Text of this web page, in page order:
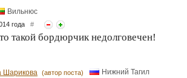
Вильнюс
года #
такой бордюрчик недолговечен!
Шарикова (автор поста) Нижний Тагил